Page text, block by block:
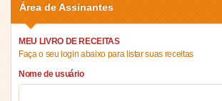
Área de Assinantes
MEU LIVRO DE RECEITAS
Faça o seu login abaixo para listar suas receitas
Nome de usuário